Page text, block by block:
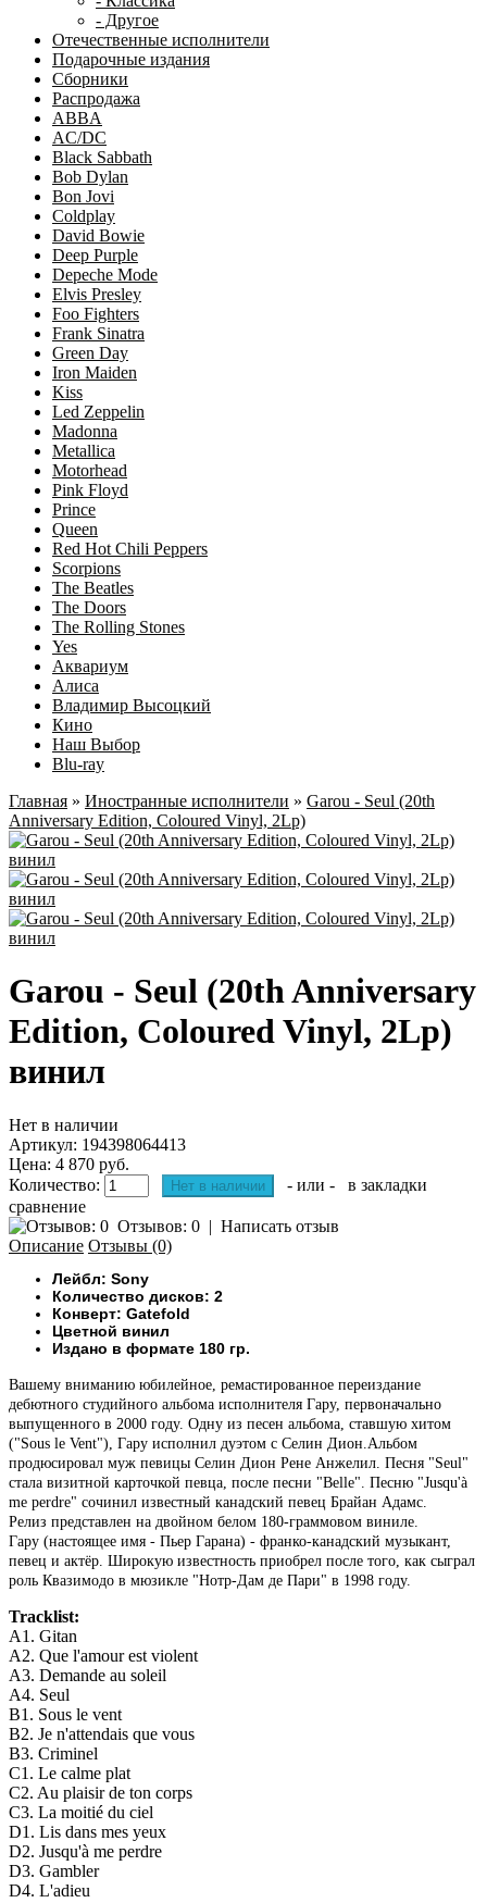
- Другое
Отечественные исполнители
Подарочные издания
Сборники
Распродажа
ABBA
AC/DC
Black Sabbath
Bob Dylan
Bon Jovi
Coldplay
David Bowie
Deep Purple
Depeche Mode
Elvis Presley
Foo Fighters
Frank Sinatra
Green Day
Iron Maiden
Kiss
Led Zeppelin
Madonna
Metallica
Motorhead
Pink Floyd
Prince
Queen
Red Hot Chili Peppers
Scorpions
The Beatles
The Doors
The Rolling Stones
Yes
Аквариум
Алиса
Владимир Высоцкий
Кино
Наш Выбор
Blu-ray
Главная » Иностранные исполнители » Garou - Seul (20th
Anniversary Edition, Coloured Vinyl, 2Lp)
Garou - Seul (20th Anniversary
Edition, Coloured Vinyl, 2Lp)
винил
Нет в наличии
Артикул: 194398064413
Цена: 4 870 руб.
Количество:
- или -
в закладки
сравнение
Отзывов: 0 | Написать отзыв
Описание Отзывы (0)
Лейбл: Sony
Количество дисков: 2
Конверт: Gatefold
Цветной винил
Издано в формате 180 гр.
Вашему вниманию юбилейное, ремастированное переиздание
дебютного студийного альбома исполнителя Гару, первоначально
выпущенного в 2000 году. Одну из песен альбома, ставшую хитом
("Sous le Vent"), Гару исполнил дуэтом с Селин Дион.Альбом
продюсировал муж певицы Селин Дион Рене Анжелил. Песня "Seul"
стала визитной карточкой певца, после песни "Belle". Песню "Jusqu'à
me perdre" сочинил известный канадский певец Брайан Адамс.
Релиз представлен на двойном белом 180-граммовом виниле.
Гару (настоящее имя - Пьер Гарана) - франко-канадский музыкант,
певец и актёр. Широкую известность приобрел после того, как сыграл
роль Квазимодо в мюзикле "Нотр-Дам де Пари" в 1998 году.
Tracklist:
A1. Gitan
A2. Que l'amour est violent
A3. Demande au soleil
A4. Seul
B1. Sous le vent
B2. Je n'attendais que vous
B3. Criminel
C1. Le calme plat
C2. Au plaisir de ton corps
C3. La moitié du ciel
D1. Lis dans mes yeux
D2. Jusqu'à me perdre
D3. Gambler
D4. L'adieu